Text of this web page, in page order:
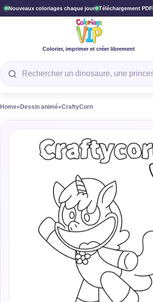
Nouveaux coloriages chaque jour Téléchargement PDF
Colorier, imprimer et créer librement
Rechercher un coloriage
Home» Dessin animé»CraftyCorn